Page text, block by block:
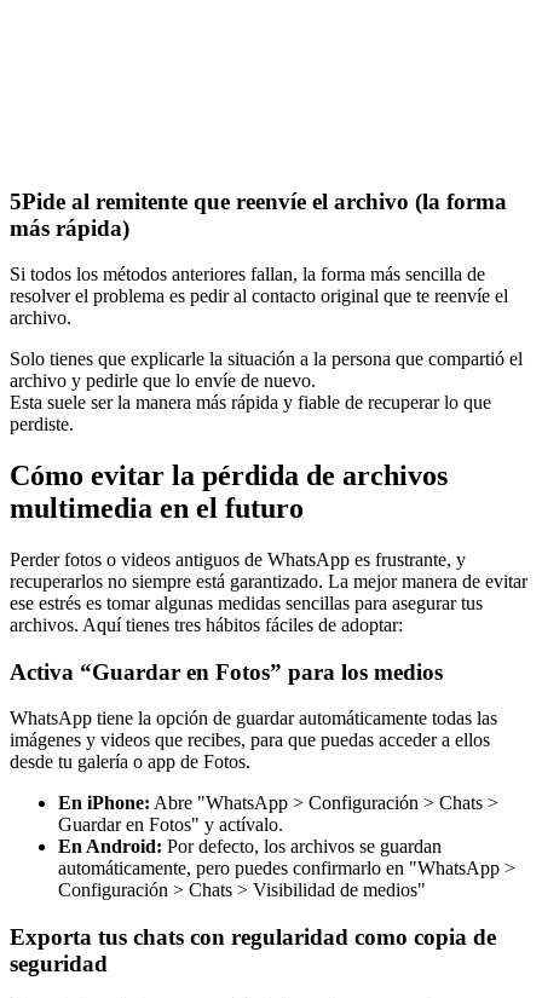
5Pide al remitente que reenvíe el archivo (la forma
más rápida)
Si todos los métodos anteriores fallan, la forma más sencilla de
resolver el problema es pedir al contacto original que te reenvíe el
archivo.
Solo tienes que explicarle la situación a la persona que compartió el
archivo y pedirle que lo envíe de nuevo.
Esta suele ser la manera más rápida y fiable de recuperar lo que
perdiste.
Cómo evitar la pérdida de archivos
multimedia en el futuro
Perder fotos o videos antiguos de WhatsApp es frustrante, y
recuperarlos no siempre está garantizado. La mejor manera de evitar
ese estrés es tomar algunas medidas sencillas para asegurar tus
archivos. Aquí tienes tres hábitos fáciles de adoptar:
Activa “Guardar en Fotos” para los medios
WhatsApp tiene la opción de guardar automáticamente todas las
imágenes y videos que recibes, para que puedas acceder a ellos
desde tu galería o app de Fotos.
En iPhone: Abre "WhatsApp > Configuración > Chats >
Guardar en Fotos" y actívalo.
En Android: Por defecto, los archivos se guardan
automáticamente, pero puedes confirmarlo en "WhatsApp >
Configuración > Chats > Visibilidad de medios"
Exporta tus chats con regularidad como copia de
seguridad